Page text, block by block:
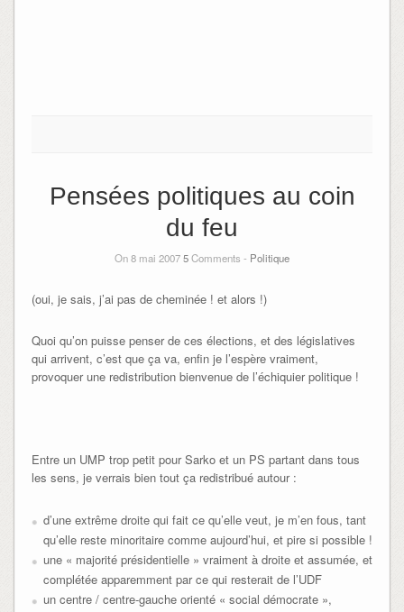
Pensées politiques au coin
du feu
On 8 mai 20075Comments - Politique
(oui, je sais, j’ai pas de cheminée ! et alors !)
Quoi qu’on puisse penser de ces élections, et des législatives
qui arrivent, c’est que ça va, enfin je l’espère vraiment,
provoquer une redistribution bienvenue de l’échiquier politique !
Entre un UMP trop petit pour Sarko et un PS partant dans tous
les sens, je verrais bien tout ça redistribué autour :
d’une extrême droite qui fait ce qu’elle veut, je m’en fous, tant
qu’elle reste minoritaire comme aujourd’hui, et pire si possible !
une « majorité présidentielle » vraiment à droite et assumée, et
complétée apparemment par ce qui resterait de l’UDF
un centre / centre-gauche orienté « social démocrate »,